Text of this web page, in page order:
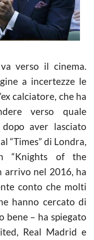
verso il cinema.
a incertezze le
calciatore, che ha
verso quale
aver lasciato
“Times” di Londra,
“Knights of the
arrivo nel 2016, ha
conto che molti
hanno cercato di
bene – ha spiegato
Real Madrid e